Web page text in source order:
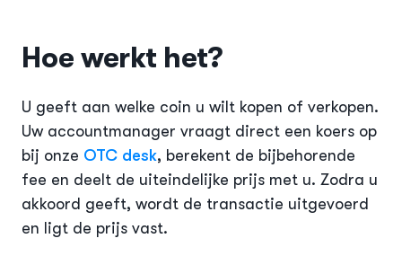
Hoe werkt het?
U geeft aan welke coin u wilt kopen of verkopen.
Uw accountmanager vraagt direct een koers op
bij onze OTC desk, berekent de bijbehorende
fee en deelt de uiteindelijke prijs met u. Zodra u
akkoord geeft, wordt de transactie uitgevoerd
en ligt de prijs vast.